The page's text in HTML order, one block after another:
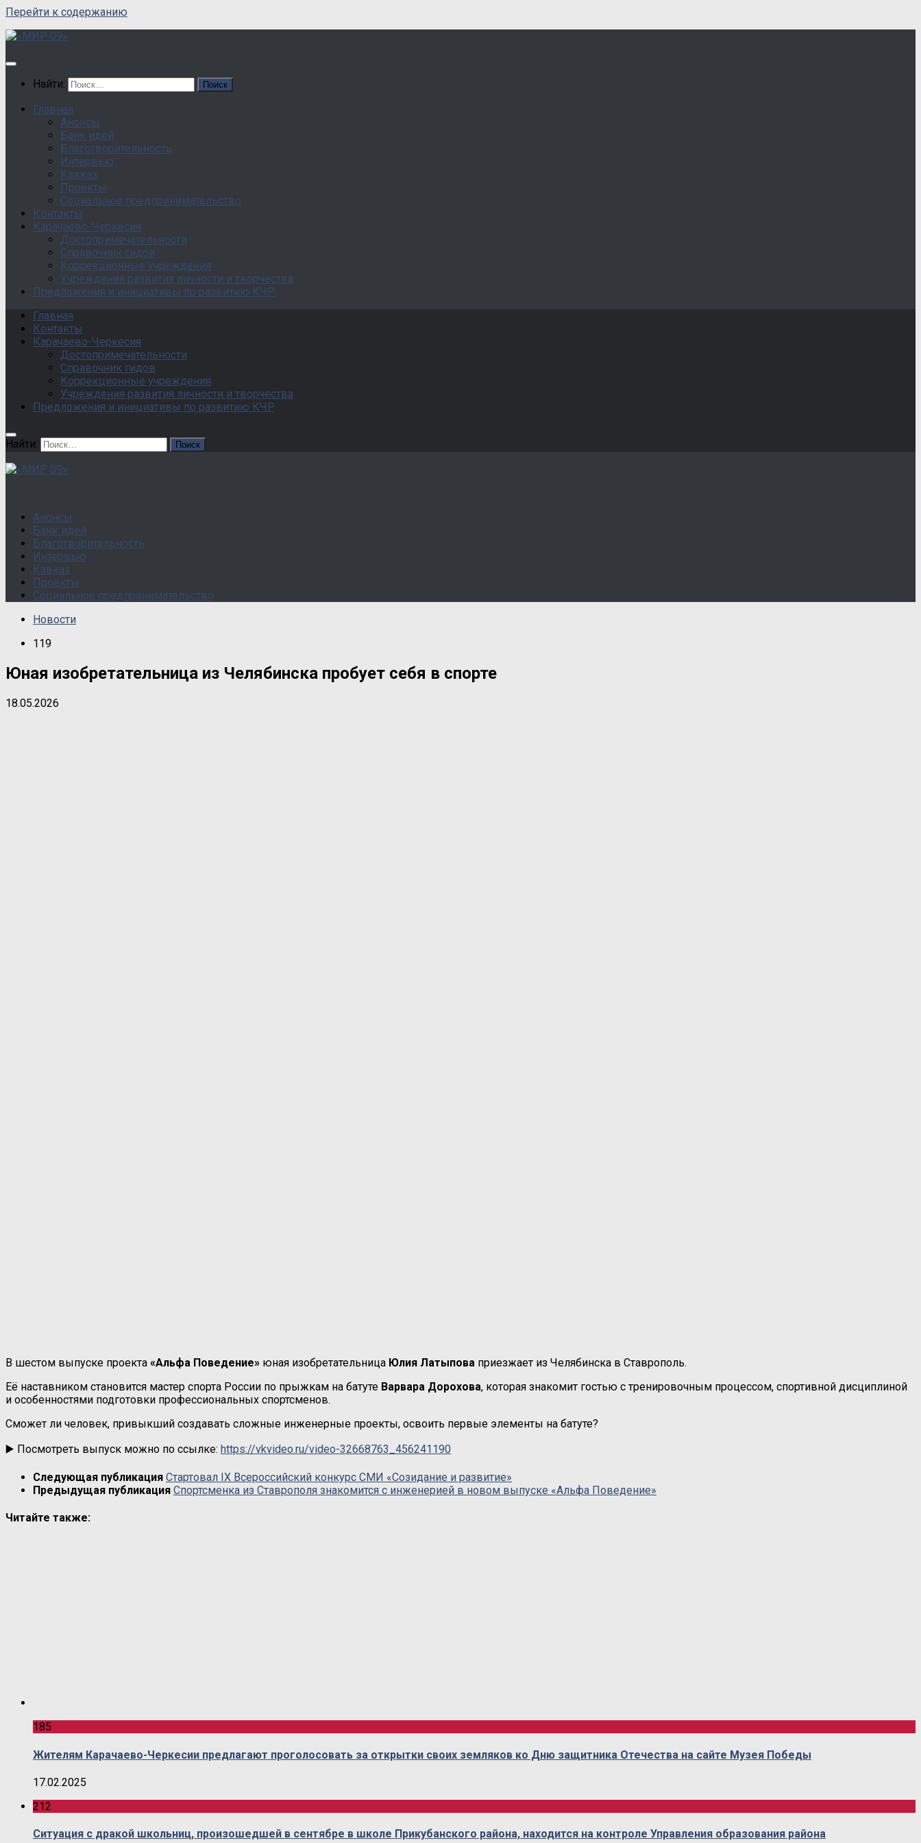
Перейти к содержанию
Найти:
Главная
Анонсы
Банк идей
Благотворительность
Интервью
Кавказ
Проекты
Социальное предпринимательство
Контакты
Карачаево-Черкесия
Достопримечательности
Справочник гидов
Коррекционные учреждения
Учреждения развития личности и творчества
Предложения и инициативы по развитию КЧР
Главная
Контакты
Карачаево-Черкесия
Достопримечательности
Справочник гидов
Коррекционные учреждения
Учреждения развития личности и творчества
Предложения и инициативы по развитию КЧР
Найти:
Анонсы
Банк идей
Благотворительность
Интервью
Кавказ
Проекты
Социальное предпринимательство
Новости
119
Юная изобретательница из Челябинска пробует себя в спорте
18.05.2026
В шестом выпуске проекта «Альфа Поведение» юная изобретательница Юлия Латыпова приезжает из Челябинска в Ставрополь.
Её наставником становится мастер спорта России по прыжкам на батуте Варвара Дорохова, которая знакомит гостью с тренировочным процессом, спортивной дисциплиной
и особенностями подготовки профессиональных спортсменов.
Сможет ли человек, привыкший создавать сложные инженерные проекты, освоить первые элементы на батуте?
▶️ Посмотреть выпуск можно по ссылке: https://vkvideo.ru/video-32668763_456241190
Следующая публикация Стартовал IX Всероссийский конкурс СМИ «Созидание и развитие»
Предыдущая публикация Спортсменка из Ставрополя знакомится с инженерией в новом выпуске «Альфа Поведение»
Читайте также:
185
Жителям Карачаево-Черкесии предлагают проголосовать за открытки своих земляков ко Дню защитника Отечества на сайте Музея Победы
17.02.2025
212
Ситуация с дракой школьниц, произошедшей в сентябре в школе Прикубанского района, находится на контроле Управления образования района